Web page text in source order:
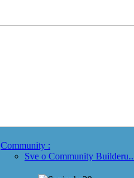
Community :
Sve o Community